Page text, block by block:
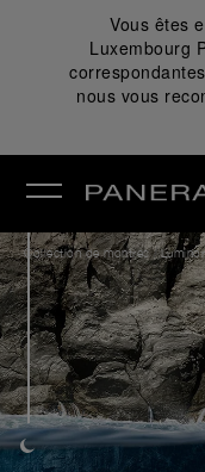
Vous êtes
Luxembourg
nous vous
Collection de montres /Luminor